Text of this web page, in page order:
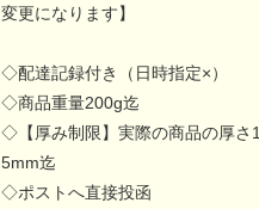
変更になります】
◇配達記録付き（日時指定×）
◇商品重量200g迄
◇【厚み制限】実際の商品の厚さ1
5mm迄
◇ポストへ直接投函